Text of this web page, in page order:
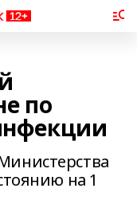
по
на 1